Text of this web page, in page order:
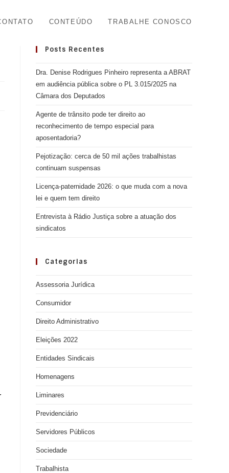
CONTEÚDO TRABALHE CONOSCO
Posts Recentes
Dra. Denise Rodrigues Pinheiro representa a ABRAT
em audiência pública sobre o PL 3.015/2025 na
Câmara dos Deputados
Agente de trânsito pode ter direito ao
reconhecimento de tempo especial para
aposentadoria?
Pejotização: cerca de 50 mil ações trabalhistas
continuam suspensas
Licença-paternidade 2026: o que muda com a nova
lei e quem tem direito
Entrevista à Rádio Justiça sobre a atuação dos
sindicatos
Categorias
Assessoria Jurídica
Consumidor
Direito Administrativo
Eleições 2022
Entidades Sindicais
Homenagens
Liminares
Previdenciário
Servidores Públicos
Sociedade
Trabalhista